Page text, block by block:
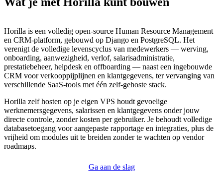
Horilla is een volledig open-source Human Resource Management
en CRM-platform, gebouwd op Django en PostgreSQL. Het
verenigt de volledige levenscyclus van medewerkers — werving,
onboarding, aanwezigheid, verlof, salarisadministratie,
prestatiebeheer, helpdesk en offboarding — naast een ingebouwde
CRM voor verkooppijplijnen en klantgegevens, ter vervanging van
verschillende SaaS-tools met één zelf-gehoste stack.
Horilla zelf hosten op je eigen VPS houdt gevoelige
werknemersgegevens, salarissen en klantgegevens onder jouw
directe controle, zonder kosten per gebruiker. Je behoudt volledige
databasetoegang voor aangepaste rapportage en integraties, plus de
vrijheid om modules uit te breiden zonder te wachten op vendor
roadmaps.
Ga aan de slag